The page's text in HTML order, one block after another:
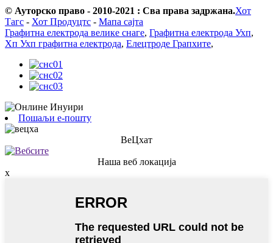
© Ауторско право - 2010-2021 : Сва права задржана.Хот
Тагс - Хот Продуцтс - Мапа сајта
Графитна електрода велике снаге, Графитна електрода Ухп,
Хп Ухп графитна електрода, Елецтроде Грапхите,
Пошаљи е-пошту
ВеЦхат
Наша веб локација
x